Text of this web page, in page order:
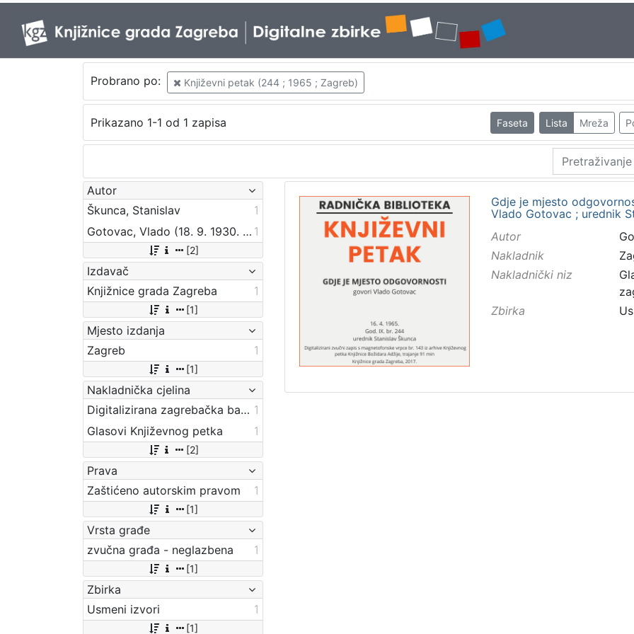
Probrano po: Književni petak (244 ; 1965 ; Zagreb)
Prikazano 1-1 od 1 zapisa Faseta Lista Mreža
Autor
Škunca, Stanislav
1
Gotovac, Vlado (18. 9. 1930. – 7. 12. 2000.) 1
[2]
Izdavač
Knjižnice grada Zagreba
1
[1]
Mjesto izdanja
Zagreb
1
[1]
Nakladnička cjelina
Digitalizirana zagrebačka baština 1
Glasovi Književnog petka
1
[2]
Prava
Zaštićeno autorskim pravom
1
[1]
Vrsta građe
zvučna građa - neglazbena
1
[1]
Zbirka
Usmeni izvori
1
[1]
Gdje je mjesto
Vlado Gotovac ; urednik
Autor
Nakladnik
Nakladnički niz
Zbirka